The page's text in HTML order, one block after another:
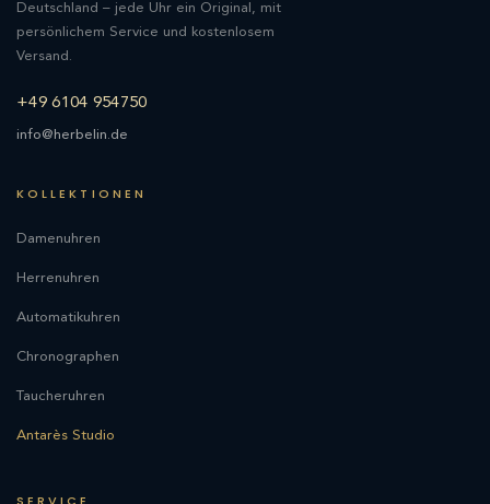
Deutschland – jede Uhr ein Original, mit
persönlichem Service und kostenlosem
Versand.
+49 6104 954750
info@herbelin.de
KOLLEKTIONEN
Damenuhren
Herrenuhren
Automatikuhren
Chronographen
Taucheruhren
Antarès Studio